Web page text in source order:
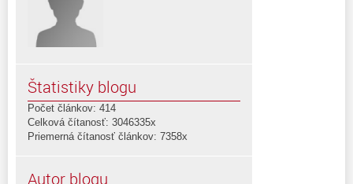
Štatistiky blogu
Počet článkov: 414
Celková čítanosť: 3046335x
Priemerná čítanosť článkov: 7358x
Autor blogu